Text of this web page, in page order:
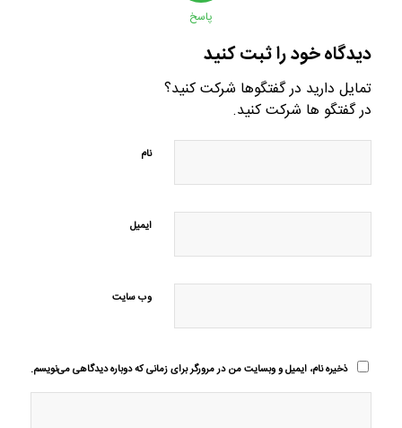
پاسخ
دیدگاه خود را ثبت کنید
تمایل دارید در گفتگوها شرکت کنید؟
در گفتگو ها شرکت کنید.
نام
ایمیل
وب‌ سایت
ذخیره نام، ایمیل و وبسایت من در مرورگر برای زمانی که دوباره دیدگاهی می‌نویسم.